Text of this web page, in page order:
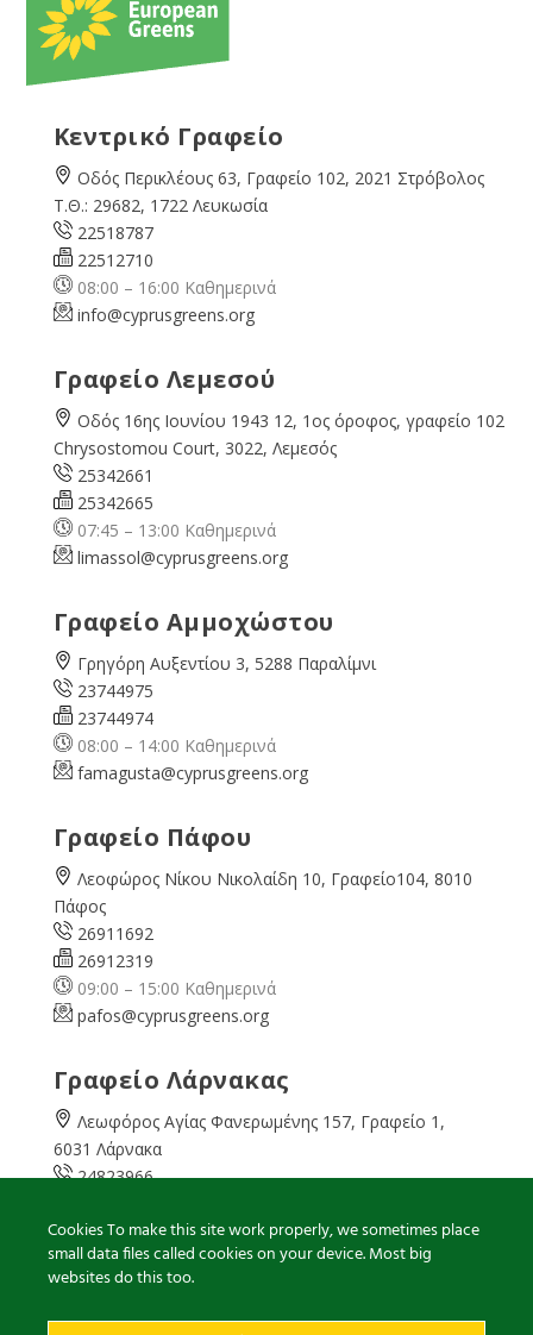
Κεντρικό Γραφείο
Οδός Περικλέους 63, Γραφείο 102, 2021 Στρόβολος
Τ.Θ.: 29682, 1722 Λευκωσία
22518787
22512710
08:00 – 16:00 Καθημερινά
info@cyprusgreens.org
Γραφείο Λεμεσού
Οδός 16ης Ιουνίου 1943 12, 1ος όροφος, γραφείο 102
Chrysostomou Court, 3022, Λεμεσός
25342661
25342665
07:45 – 13:00 Καθημερινά
limassol@cyprusgreens.org
Γραφείο Αμμοχώστου
Γρηγόρη Αυξεντίου 3, 5288 Παραλίμνι
23744975
23744974
08:00 – 14:00 Καθημερινά
famagusta@cyprusgreens.org
Γραφείο Πάφου
Λεοφώρος Νίκου Νικολαίδη 10, Γραφείο104, 8010
Πάφος
26911692
26912319
09:00 – 15:00 Καθημερινά
pafos@cyprusgreens.org
Γραφείο Λάρνακας
Λεωφόρος Αγίας Φανερωμένης 157, Γραφείο 1,
6031 Λάρνακα
24823966
08:00 – 16:00 Καθημερινά
larnaka@cyprusgreens.org
Cookies To make this site work properly, we sometimes place
small data files called cookies on your device. Most big
websites do this too.